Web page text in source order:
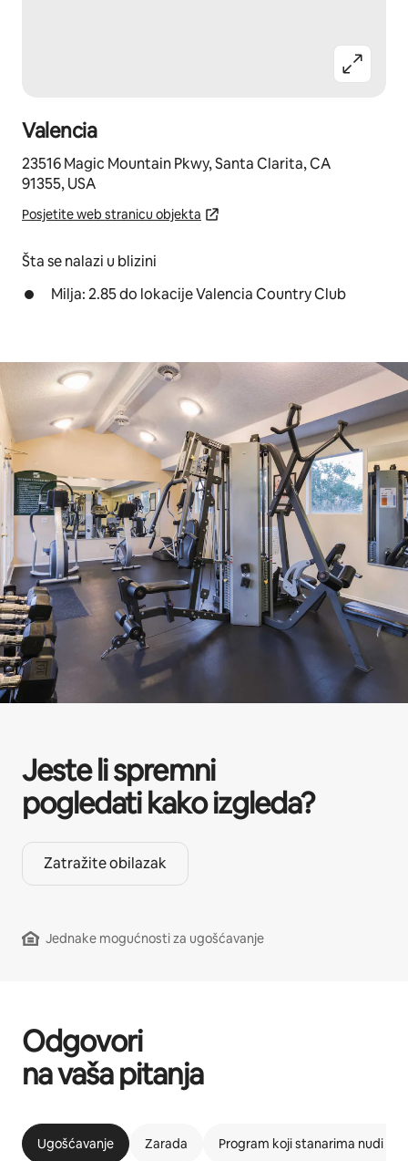
Valencia
23516 Magic Mountain Pkwy, Santa Clarita, CA
91355, USA
Posjetite web stranicu objekta
Šta se nalazi u blizini
Milja: 2.85 do lokacije Valencia Country Club
Jeste li spremni
pogledati kako izgleda?
Zatražite obilazak
Jednake mogućnosti za ugošćavanje
Odgovori
na vaša pitanja
Ugošćavanje Zarada Program koji stanarima nudi